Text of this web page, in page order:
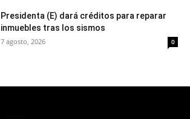
Presidenta (E) dará créditos para reparar
inmuebles tras los sismos
7 agosto, 2026 0